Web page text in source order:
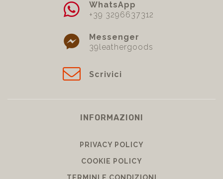
WhatsApp
+39 3296637312
Messenger
39leathergoods
Scrivici
INFORMAZIONI
PRIVACY POLICY
COOKIE POLICY